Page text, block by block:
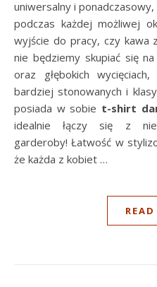
uniwersalny i
podczas każdej możliwej
wyjście do pracy, czy kawa
nie będziemy skupiać się
oraz głębokich
bardziej stonowanych i
posiada w sobie t-shirt
idealnie łączy się z
garderoby! Łatwość w
że każda z kobiet …